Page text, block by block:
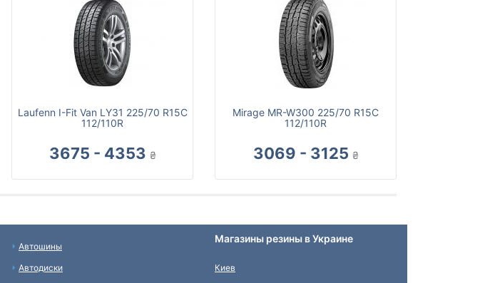
Laufenn I-Fit Van LY31 225/70 R15C
112/110R
3675 - 4353 ₴
Mirage MR-W300 225/70 R15C
112/110R
3069 - 3125 ₴
Автошины
Автодиски
Магазины резины в Украине
Киев